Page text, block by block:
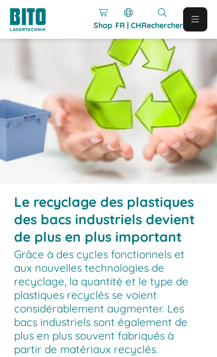
Shop FR | CHRechercher
Le recyclage des plastiques
des bacs industriels devient
de plus en plus important
Grâce à des cycles fonctionnels et
aux nouvelles technologies de
recyclage, la quantité et le type de
plastiques recyclés se voient
considérablement augmenter. Les
bacs industriels sont également de
plus en plus souvent fabriqués à
partir de matériaux recyclés.